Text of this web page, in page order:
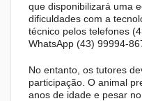
que disponibilizará uma
dificuldades com a
técnico pelos telefones
WhatsApp (43) 99994-
No entanto, os tutores
participação. O animal
anos de idade e pesar